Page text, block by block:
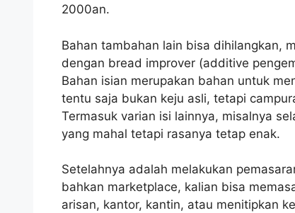
2000an.
Bahan tambahan lain bisa dihilangkan,
dengan bread improver (additive
Bahan isian merupakan bahan untuk
tentu saja bukan keju asli, tetapi
Termasuk varian isi lainnya, misalnya
yang mahal tetapi rasanya tetap enak.
Setelahnya adalah melakukan
bahkan marketplace, kalian bisa
arisan, kantor, kantin, atau menitipkan